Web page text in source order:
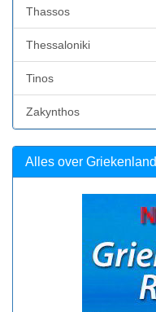
Thassos
Thessaloniki
Tinos
Zakynthos
Alles over Griekenland